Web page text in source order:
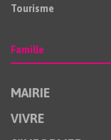
Tourisme
Famille
MAIRIE
VIVRE